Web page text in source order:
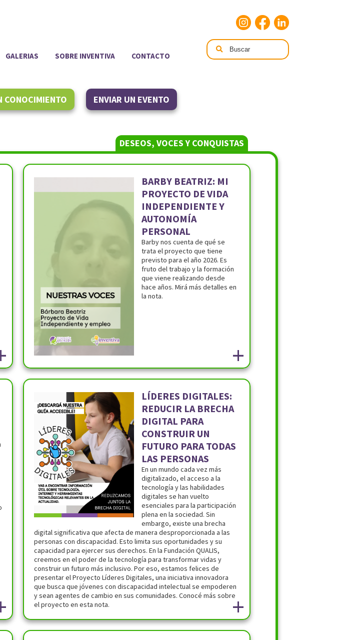
GALERIAS SOBRE INVENTIVA CONTACTO
CONOCIMIENTO ENVIAR UN EVENTO
DESEOS, VOCES Y CONQUISTAS
BARBY BEATRIZ: MI
PROYECTO DE VIDA
INDEPENDIENTE Y
AUTONOMÍA
PERSONAL
Barby nos cuenta de qué se
trata el proyecto que tiene
previsto para el año 2026. Es
fruto del trabajo y la formación
que viene realizando desde
hace años. Mirá más detalles en
la nota.
+
LÍDERES DIGITALES:
REDUCIR LA BRECHA
DIGITAL PARA
CONSTRUIR UN
FUTURO PARA TODAS
LAS PERSONAS
En un mundo cada vez más
digitalizado, el acceso a la
tecnología y las habilidades
digitales se han vuelto
esenciales para la participación
plena en la sociedad. Sin
embargo, existe una brecha
digital significativa que afecta de manera desproporcionada a las
personas con discapacidad. Esto limita sus oportunidades y su
capacidad para ejercer sus derechos. En la Fundación QUALIS,
creemos en el poder de la tecnología para transformar vidas y
construir un futuro más inclusivo. Por eso, estamos felices de
presentar el Proyecto Líderes Digitales, una iniciativa innovadora
que busca que jóvenes con discapacidad intelectual se empoderen
y sean agentes de cambio en sus comunidades. Conocé más sobre
el proyecto en esta nota.
+